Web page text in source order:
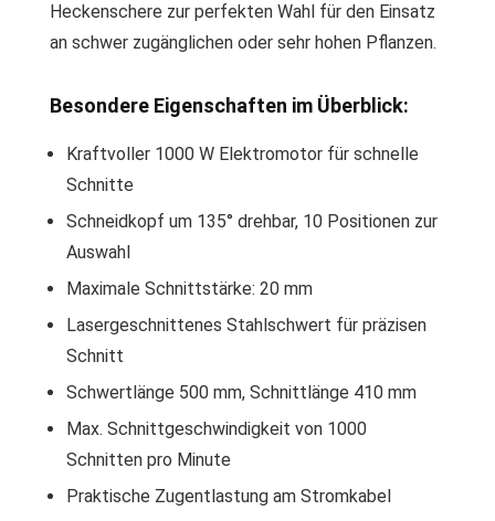
Heckenschere zur perfekten Wahl für den Einsatz
an schwer zugänglichen oder sehr hohen Pflanzen.
Besondere Eigenschaften im Überblick:
Kraftvoller 1000 W Elektromotor für schnelle
Schnitte
Schneidkopf um 135° drehbar, 10 Positionen zur
Auswahl
Maximale Schnittstärke: 20 mm
Lasergeschnittenes Stahlschwert für präzisen
Schnitt
Schwertlänge 500 mm, Schnittlänge 410 mm
Max. Schnittgeschwindigkeit von 1000
Schnitten pro Minute
Praktische Zugentlastung am Stromkabel